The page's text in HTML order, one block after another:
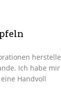
Ich habe
Handvoll